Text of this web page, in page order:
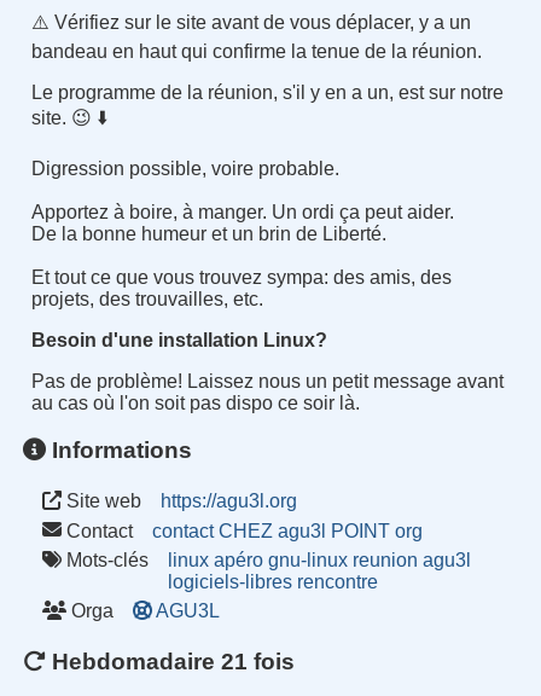
⚠️ Vérifiez sur le site avant de vous déplacer, y a un
bandeau en haut qui confirme la tenue de la réunion.
Le programme de la réunion, s'il y en a un, est sur notre
site. 😉 ⬇️
Digression possible, voire probable.
Apportez à boire, à manger. Un ordi ça peut aider.
De la bonne humeur et un brin de Liberté.
Et tout ce que vous trouvez sympa: des amis, des
projets, des trouvailles, etc.
Besoin d'une installation Linux?
Pas de problème! Laissez nous un petit message avant
au cas où l'on soit pas dispo ce soir là.
Informations
Site web
https://agu3l.org
Contact
contact CHEZ agu3l POINT org
Mots-clés
linux apéro gnu-linux reunion agu3l
logiciels-libres rencontre
Orga
AGU3L
Hebdomadaire 21 fois